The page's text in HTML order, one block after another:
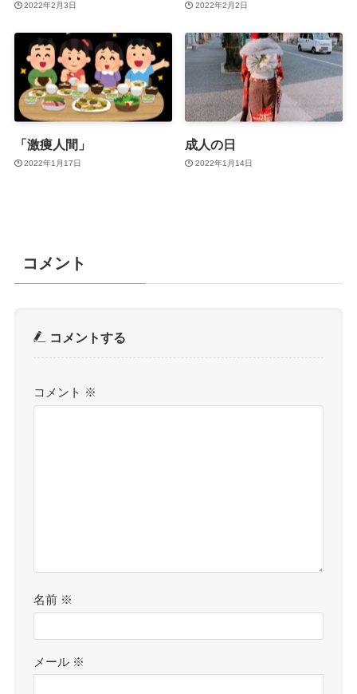
2022年2月3日 2022年2月2日
「激痩人間」
2022年1月17日
成人の日
2022年1月14日
コメント
コメントする
コメント ※
名前 ※
メール ※